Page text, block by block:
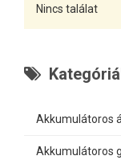
Nincs találat
Akkumulátoros
Akkumulátoros